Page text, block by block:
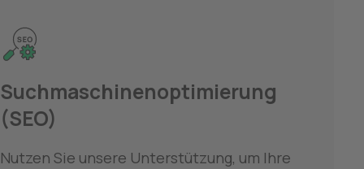
Suchmaschinenoptimierung
(SEO)
Nutzen Sie unsere Unterstützung, um Ihre